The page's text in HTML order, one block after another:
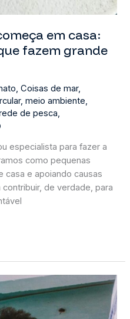
em casa:
fazem grande
,Coisas de mar,
,meio ambiente,
de pesca,
especialista para fazer a
como pequenas
casa e apoiando causas
de verdade, para